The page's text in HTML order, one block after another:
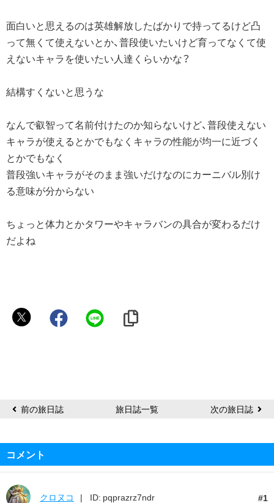
面白いと思えるのは英雄解放したばかりで持ってるけど凸
って無くて使えないとか、普段使いたいけど育ってなくて使
えないキャラを使いたい人達くらいかな？
結構すくないと思うな
なんで叡智って名前付けたのか知らないけど、普段使えない
キャラが使えるとかでもなくキャラの性能が均一に近づく
とかでもなく
普段強いキャラがそのまま強いだけなのにカーニバル別け
る意味が分からない
ちょっと体力とかタワーやキャラバンの具合が変わるだけ
だよね
く
前の旅日誌 旅日誌一覧 次の旅日誌
コメント
1
クロヌコ ID: pqprazrz7ndr